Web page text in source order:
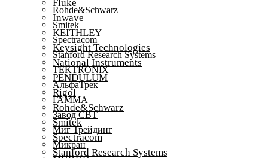
Rohde&Schwarz
Smitek
Spectracom
Stanford Research Systems
TEKTRONIX
АльфаТрек
ГАММА
Завод СВТ
Миг Трейдинг
Микран
Fluke
Inwave
KEITHLEY
Keysight Technologies
National Instruments
PENDULUM
Rigol
Rohde&Schwarz
Smitek
Spectracom
Stanford Research Systems